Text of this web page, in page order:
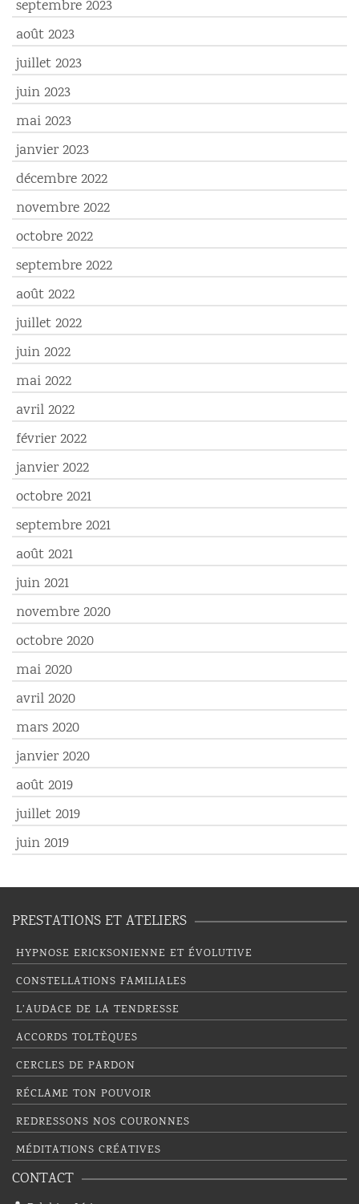
septembre 2023
août 2023
juillet 2023
juin 2023
mai 2023
janvier 2023
décembre 2022
novembre 2022
octobre 2022
septembre 2022
août 2022
juillet 2022
juin 2022
mai 2022
avril 2022
février 2022
janvier 2022
octobre 2021
septembre 2021
août 2021
juin 2021
novembre 2020
octobre 2020
mai 2020
avril 2020
mars 2020
janvier 2020
août 2019
juillet 2019
juin 2019
PRESTATIONS ET ATELIERS
HYPNOSE ERICKSONIENNE ET ÉVOLUTIVE
CONSTELLATIONS FAMILIALES
L’AUDACE DE LA TENDRESSE
ACCORDS TOLTÈQUES
CERCLES DE PARDON
RÉCLAME TON POUVOIR
REDRESSONS NOS COURONNES
MÉDITATIONS CRÉATIVES
CONTACT